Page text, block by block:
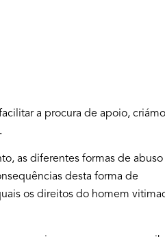
a procura de apoio,
as diferentes formas de abuso
desta forma de
os direitos do homem